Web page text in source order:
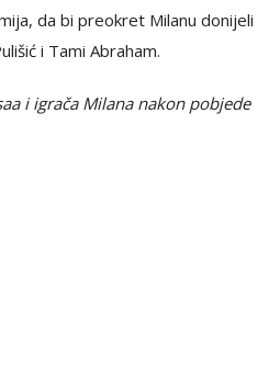
da bi preokret Milanu donijeli
i Tami Abraham.
i igrača Milana nakon pobjede